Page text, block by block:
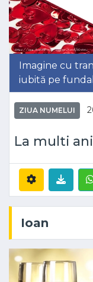
Imagine cu
iubită pe
ZIUA NUMELUI
La multi
Ioan